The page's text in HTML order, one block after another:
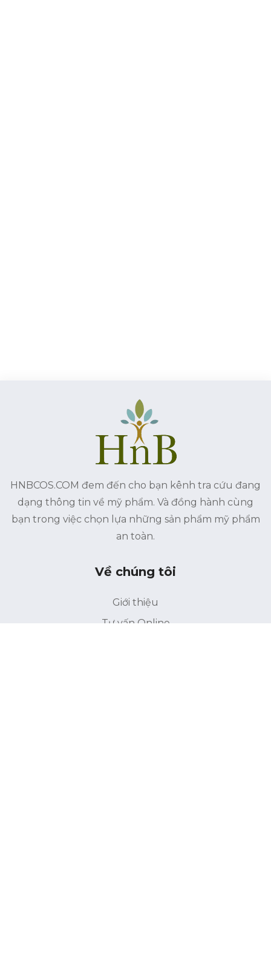
HNBCOS.COM đem đến cho bạn kênh tra cứu đang
dạng thông tin về mỹ phẩm. Và đồng hành cùng
bạn trong việc chọn lựa những sản phẩm mỹ phẩm
an toàn.
Về chúng tôi
Giới thiệu
Tư vấn Online